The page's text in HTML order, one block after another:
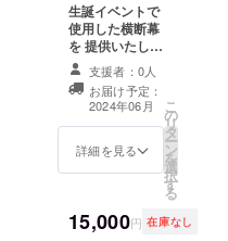
生誕イベントで
使用した横断幕
を 提供いたしま
す。 らん姉本人
がデザイン、
支援者：0人
お届け予定：
2024年06月
詳細を見る
こ
の
リ
タ
ー
ン
を
選
択
す
る
15,000円 在庫なし